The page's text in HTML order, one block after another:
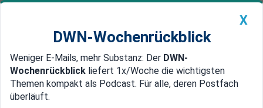
Newsticker MEIN DWN: Geldanlage Premium
Edelmetalle DWN-Magazin China
X
DWN-Wochenrückblick
Weniger E-Mails, mehr Substanz: Der DWN-
Wochenrückblick liefert 1x/Woche die wichtigsten
Themen kompakt als Podcast. Für alle, deren Postfach
überläuft.